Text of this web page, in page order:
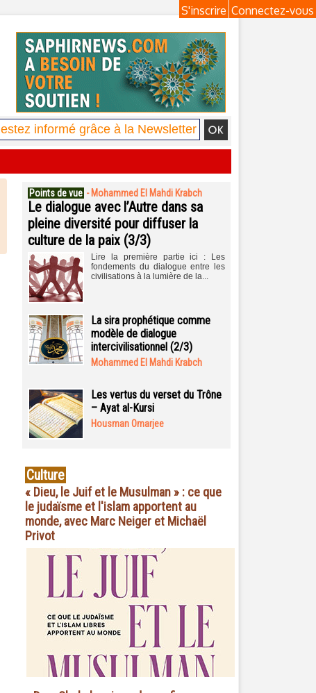
Connectez-vous
S'inscrire
Points de vue - Mohammed El Mahdi Krabch
Le dialogue avec l’Autre dans sa
pleine diversité pour diffuser la
culture de la paix (3/3)
Lire la première partie ici : Les
fondements du dialogue entre les
civilisations à la lumière de la...
La sira prophétique comme
modèle de dialogue
intercivilisationnel (2/3)
Mohammed El Mahdi Krabch
Les vertus du verset du Trône
– Ayat al-Kursi
Housman Omarjee
Culture
« Dieu, le Juif et le Musulman » : ce que
le judaïsme et l'islam apportent au
monde, avec Marc Neiger et Michaël
Privot